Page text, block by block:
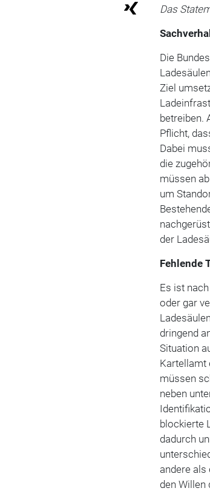
Das
Die
Ziel
betreiben.
Pflicht,
Dabei
die
müssen
um
der
Fehlende
Es ist
oder gar
dringend
Situation
Kartellamt
müssen
neben
blockierte
dadurch
andere als
den Willen